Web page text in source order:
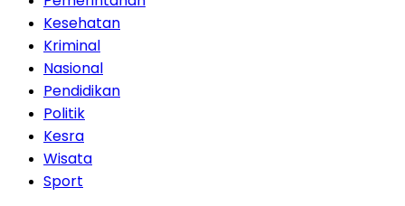
Kesehatan
Kriminal
Nasional
Pendidikan
Politik
Kesra
Wisata
Sport